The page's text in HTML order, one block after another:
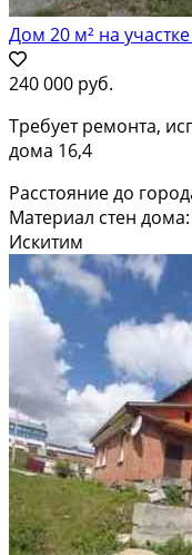
Дом 20 м² на участке
240 000 руб.
Требует ремонта,
дома 16,4
Расстояние до
Материал стен
Искитим